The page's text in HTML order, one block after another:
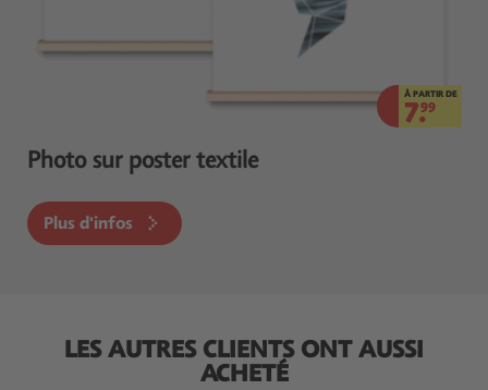
À PARTIR DE
7.99
Photo sur poster textile
Plus d'infos
LES AUTRES CLIENTS ONT AUSSI
ACHETÉ